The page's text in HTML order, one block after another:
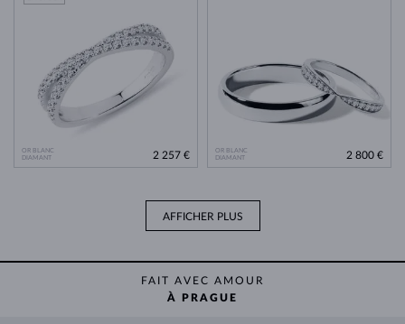
OR BLANC
DIAMANT
2 257 €
OR BLANC
DIAMANT
2 800 €
AFFICHER PLUS
FAIT AVEC AMOUR
À PRAGUE